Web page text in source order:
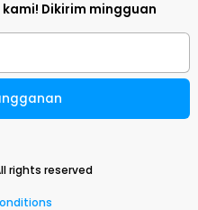
kami! Dikirim mingguan
rights reserved